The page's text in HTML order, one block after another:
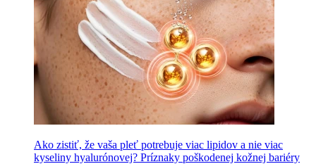
Ako zistiť, že vaša pleť potrebuje viac lipidov a nie viac
kyseliny hyalurónovej? Príznaky poškodenej kožnej bariéry